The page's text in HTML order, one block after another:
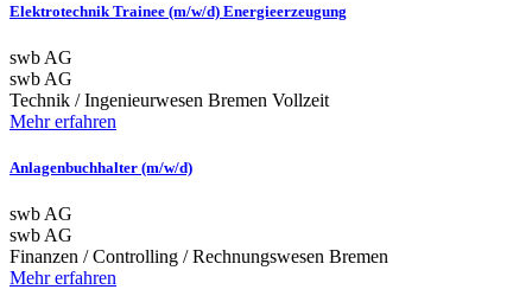
Elektrotechnik Trainee (m/w/d) Energieerzeugung
swb AG
swb AG
Technik / Ingenieurwesen Bremen Vollzeit
Mehr erfahren
Anlagenbuchhalter (m/w/d)
swb AG
swb AG
Finanzen / Controlling / Rechnungswesen Bremen
Mehr erfahren